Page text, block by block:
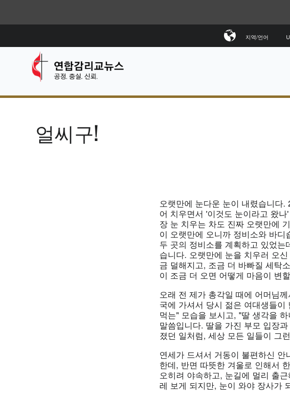
지역/언어
얼씨구!
오랫만에 눈다운 눈이 내렸습니다
어 치우면서 '이것도 눈이라고 왔
장 눈 치우는 차도 진짜 오랫만에
이 오랫만에 오니까 정비소와 바
두 곳의 정비소를 계획하고 있었
습니다. 오랫만에 눈을 치우러 오
금 덜해지고, 조금 더 바빠질 세탁
이 조금 더 오면 어떻게 마음이 변
오래 전 제가 총각일 때에 어머님
국에 가셔서 당시 젊은 여대생들
먹는" 모습을 보시고, "딸 생각을
말씀입니다. 딸을 가진 부모 입장
졌던 일처럼, 세상 모든 일들이 그
연세가 드셔서 거동이 불편하신
한데, 반면 따뜻한 겨울로 인해서
오히려 야속하고, 눈길에 멀리 출
레 보게 되지만, 눈이 와야 장사가